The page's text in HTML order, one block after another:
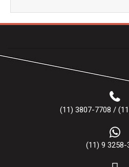
(11) 3807-7708 /
(11) 9 3258-